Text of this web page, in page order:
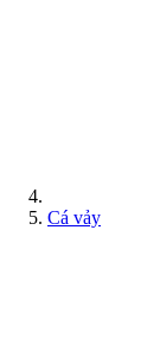
Cá vảy